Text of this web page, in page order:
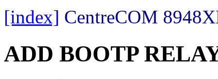
[index] CentreCOM
ADD BOOTP